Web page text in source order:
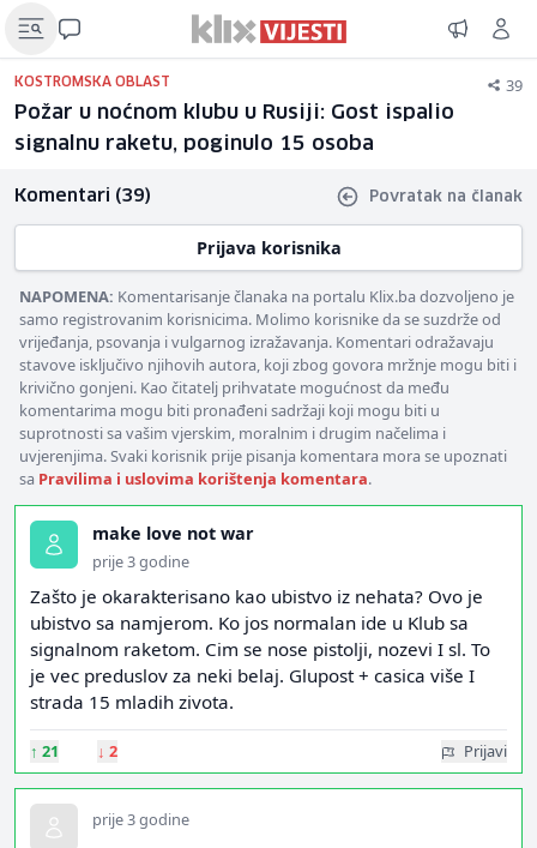
KOSTROMSKA OBLAST 39
Požar u noćnom klubu u Rusiji: Gost ispalio
signalnu raketu, poginulo 15 osoba
Komentari (39) Povratak na članak
Prijava korisnika
NAPOMENA: Komentarisanje članaka na portalu Klix.ba dozvoljeno je
samo registrovanim korisnicima. Molimo korisnike da se suzdrže od
vrijeđanja, psovanja i vulgarnog izražavanja. Komentari odražavaju
stavove isključivo njihovih autora, koji zbog govora mržnje mogu biti i
krivično gonjeni. Kao čitatelj prihvatate mogućnost da među
komentarima mogu biti pronađeni sadržaji koji mogu biti u
suprotnosti sa vašim vjerskim, moralnim i drugim načelima i
uvjerenjima. Svaki korisnik prije pisanja komentara mora se upoznati
sa Pravilima i uslovima korištenja komentara.
make love not war
prije 3 godine
Zašto je okarakterisano kao ubistvo iz nehata? Ovo je
ubistvo sa namjerom. Ko jos normalan ide u Klub sa
signalnom raketom. Cim se nose pistolji, nozevi I sl. To
je vec preduslov za neki belaj. Glupost + casica više I
strada 15 mladih zivota.
↑ 21 ↓ 2 Prijavi
prije 3 godine